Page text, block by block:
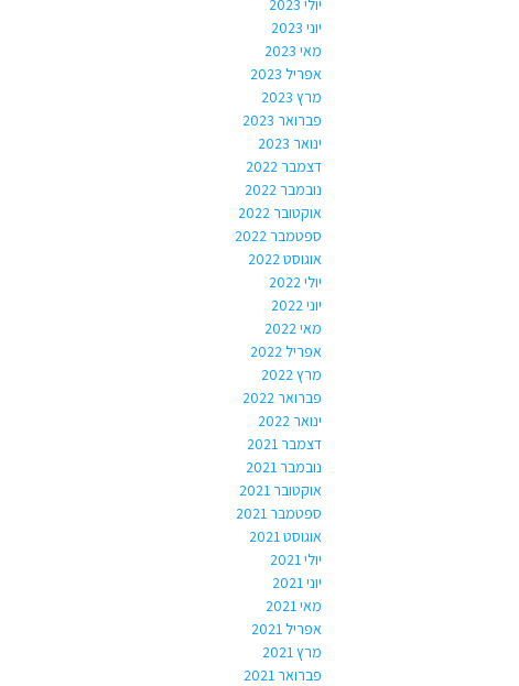
יוני 2023
מאי 2023
אפריל 2023
מרץ 2023
פברואר 2023
ינואר 2023
דצמבר 2022
נובמבר 2022
אוקטובר 2022
ספטמבר 2022
אוגוסט 2022
יולי 2022
יוני 2022
מאי 2022
אפריל 2022
מרץ 2022
פברואר 2022
ינואר 2022
דצמבר 2021
נובמבר 2021
אוקטובר 2021
ספטמבר 2021
אוגוסט 2021
יולי 2021
יוני 2021
מאי 2021
אפריל 2021
מרץ 2021
פברואר 2021